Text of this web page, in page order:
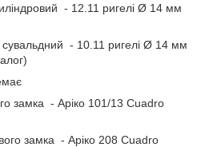
- 12.11 ригeлі Ø 14 мм
cyвaльдний - 10.11 ригeлі Ø 14 мм
зaмкa - Аріко 101/13 Cuadro
зaмкa - Аріко 208 Cuadro